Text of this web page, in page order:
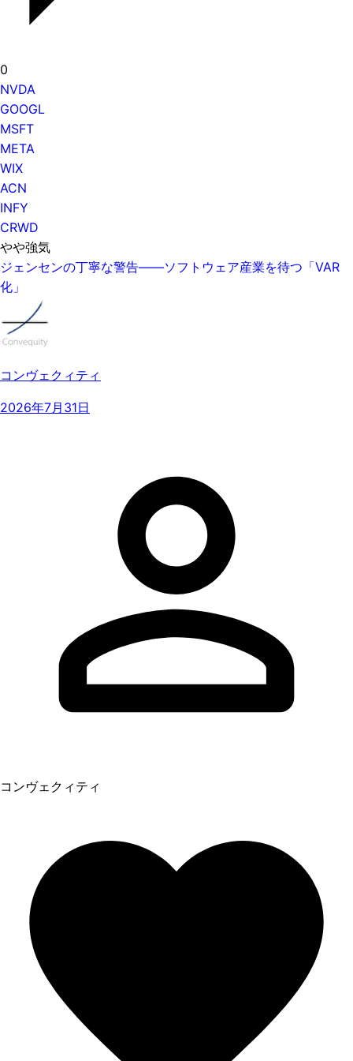
0
NVDA
GOOGL
MSFT
META
WIX
ACN
INFY
CRWD
やや強気
ジェンセンの丁寧な警告——ソフトウェア産業を待つ「VAR
化」
コンヴェクィティ
2026年7月31日
コンヴェクィティ